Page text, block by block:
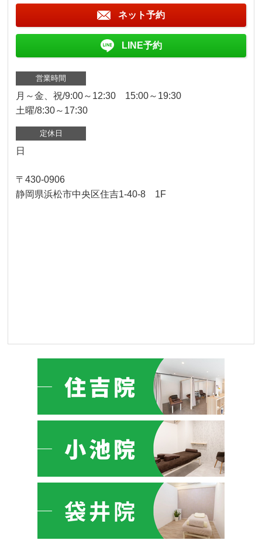
ネット予約
LINE予約
営業時間
月～金、祝/9:00～12:30 15:00～19:30
土曜/8:30～17:30
定休日
日
〒430-0906
静岡県浜松市中央区住吉1-40-8 1F